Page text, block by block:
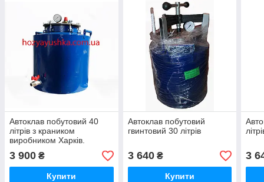
Автоклав побутовий 40
літрів з краником
виробником Харків.
3 900 ₴
Купити
Автоклав побутовий
гвинтовий 30 літрів
3 640₴
Купити
3